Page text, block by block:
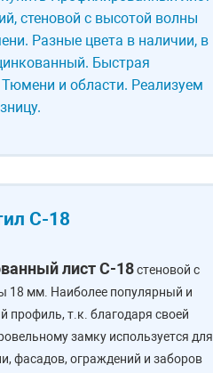
стеновой с высотой волны
Разные цвета в наличии, в
Быстрая
и области. Реализуем
С-18
лист С-18стеновой с
18 мм. Наиболее популярный и
профиль, т.к. благодаря своей
замку используется для
фасадов, ограждений и заборов